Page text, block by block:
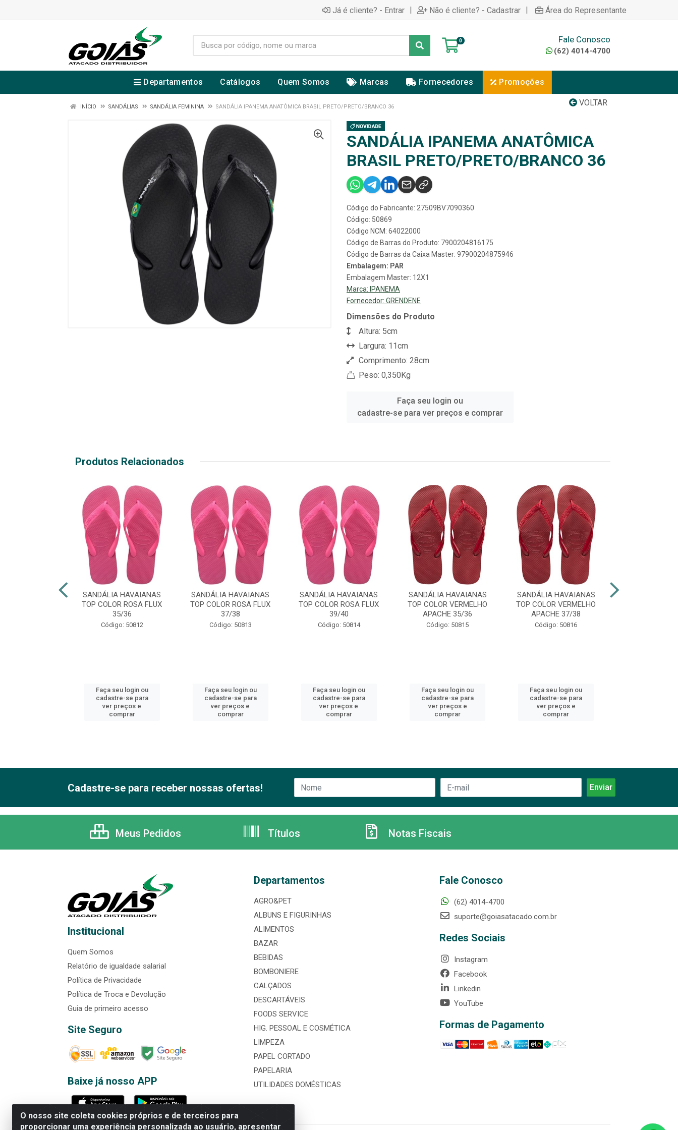
Já é cliente? - Entrar | Não é cliente? - Cadastrar | Área do Representante
0 Fale Conosco
(62) 4014-4700
Departamentos Catálogos Quem Somos Marcas Fornecedores Promoções
VOLTAR
INÍCIO SANDÁLIAS SANDÁLIA FEMININA SANDÁLIA IPANEMA ANATÔMICA BRASIL PRETO/PRETO/BRANCO 36
SANDÁLIA IPANEMA ANATÔMICA
BRASIL PRETO/PRETO/BRANCO 36
Código do Fabricante: 27509BV7090360
Código: 50869
Código NCM: 64022000
Código de Barras do Produto: 7900204816175
Código de Barras da Caixa Master: 97900204875946
Embalagem: PAR
Embalagem Master: 12X1
Marca: IPANEMA
Fornecedor: GRENDENE
Dimensões do Produto
Altura: 5cm
Largura: 11cm
Comprimento: 28cm
Peso: 0,350Kg
Faça seu login ou
cadastre-se para ver preços e comprar
Produtos Relacionados
SANDÁLIA HAVAIANAS
TOP COLOR ROSA FLUX
35/36
Código: 50812
Faça seu login ou
cadastre-se para
ver preços e
comprar
SANDÁLIA HAVAIANAS
TOP COLOR ROSA FLUX
37/38
Código: 50813
Faça seu login ou
cadastre-se para
ver preços e
comprar
SANDÁLIA HAVAIANAS
TOP COLOR ROSA FLUX
39/40
Código: 50814
Faça seu login ou
cadastre-se para
ver preços e
comprar
SANDÁLIA HAVAIANAS
TOP COLOR VERMELHO
APACHE 35/36
Código: 50815
Faça seu login ou
cadastre-se para
ver preços e
comprar
SANDÁLIA HAVAIANAS
TOP COLOR VERMELHO
APACHE 37/38
Código: 50816
Faça seu login ou
cadastre-se para
ver preços e
comprar
O nosso site coleta cookies próprios e de terceiros para
proporcionar uma experiência personalizada ao usuário, apresentar
Cadastre-se para receber nossas ofertas!
Meus Pedidos Títulos Notas Fiscais
Institucional
Quem Somos
Relatório de igualdade salarial
Política de Privacidade
Política de Troca e Devolução
Guia de primeiro acesso
Site Seguro
Baixe já nosso APP
Departamentos
AGRO&PET
ALBUNS E FIGURINHAS
ALIMENTOS
BAZAR
BEBIDAS
BOMBONIERE
CALÇADOS
DESCARTÁVEIS
FOODS SERVICE
HIG. PESSOAL E COSMÉTICA
LIMPEZA
PAPEL CORTADO
PAPELARIA
UTILIDADES DOMÉSTICAS
Fale Conosco
(62) 4014-4700
suporte@goiasatacado.com.br
Redes Sociais
Instagram
Facebook
Linkedin
YouTube
Formas de Pagamento